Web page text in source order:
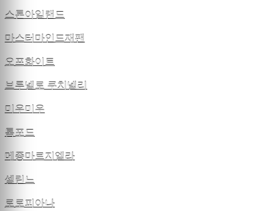
스톤아일랜드
마스터마인드재팬
오프화이트
브루넬로 쿠치넬리
미우미우
톰포드
메종마르지엘라
셀린느
로로피아나